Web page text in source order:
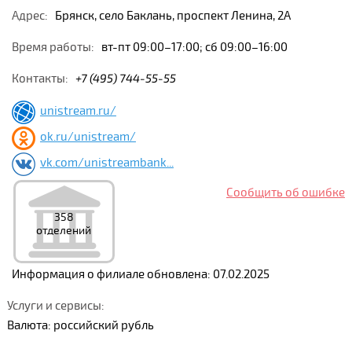
Адрес: Брянск, село Баклань, проспект Ленина, 2А
Время работы: вт-пт 09:00–17:00; сб 09:00–16:00
Контакты: +7 (495) 744-55-55
unistream.ru/
ok.ru/unistream/
vk.com/unistreambank...
358
отделений
Сообщить об ошибке
Информация о филиале обновлена: 07.02.2025
Услуги и сервисы:
Валюта: российский рубль